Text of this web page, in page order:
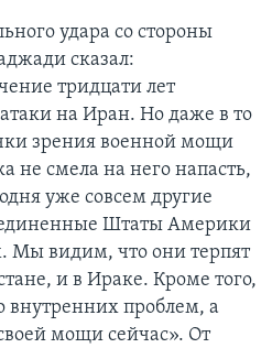
удара со стороны
сказал:
тридцати лет
на Иран. Но даже в то
зрения военной мощи
не смела на него напасть,
уже совсем другие
Штаты Америки
Мы видим, что они терпят
и в Ираке. Кроме того,
проблем, а
мощи сейчас». От